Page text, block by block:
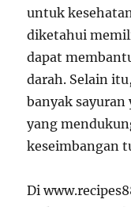
untuk
diketahui
dapat
darah. Selain
banyak
yang
keseimbangan
Di